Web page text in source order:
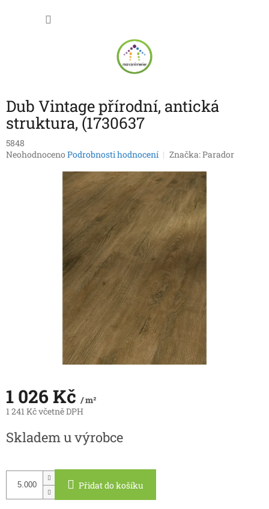
Dub Vintage přírodní, antická
struktura, (1730637
5848
Průměrné
Neohodnoceno Podrobnosti hodnocení Značka:Parador
1 026 Kč / m²
1 241 Kč včetně DPH
cena:
Skladem u výrobce
Přidat do košíku